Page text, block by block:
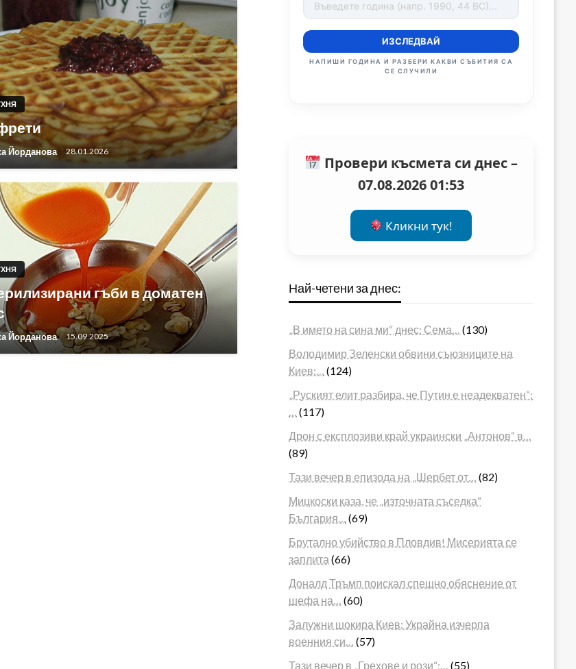
Йорданова 28.01.2026
гъби в доматен
Йорданова 15.09.2025
ИЗСЛЕДВАЙ
НАПИШИ ГОДИНА И РАЗБЕРИ КАКВИ СЪБИТИЯ СА
СЕ СЛУЧИЛИ
Провери късмета си днес –
07.08.2026 01:53
Кликни тук!
Най-четени за днес:
„В името на сина ми“ днес: Сема…
(130)
Володимир Зеленски обвини съюзниците на
Киев:…
(124)
„Руският елит разбира, че Путин е неадекватен“:
(117)
Дрон с експлозиви край украински „Антонов“ в…
(89)
Тази вечер в епизода на „Шербет от…
(82)
Мицкоски каза, че „източната съседка“
България…
(69)
Брутално убийство в Пловдив! Мисерията се
заплита (66)
Доналд Тръмп поискал спешно обяснение от
шефа на…
(60)
Залужни шокира Киев: Украйна изчерпа
военния си…
(57)
Тази вечер в „Грехове и рози“:…
(55)